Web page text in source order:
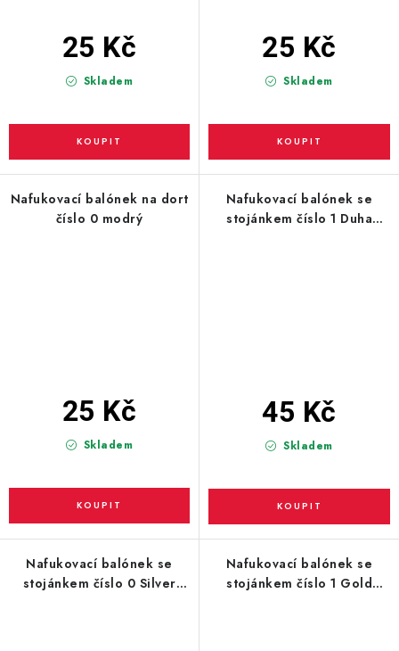
Skladem
25 Kč
Skladem
25 Kč
Nafukovací balónek na dort
číslo 0 modrý
Skladem
25 Kč
Nafukovací balónek se
stojánkem číslo 1 Duha
Skladem
45 Kč
Nafukovací balónek se
stojánkem číslo 0 Silver
Nafukovací balónek se
stojánkem číslo 1 Gold